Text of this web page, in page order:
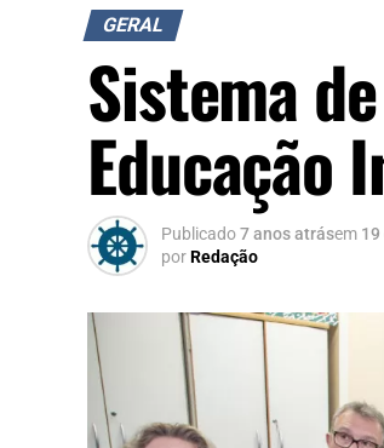
GERAL
Sistema
Educação
Publicado7 anos atrásem
porRedação